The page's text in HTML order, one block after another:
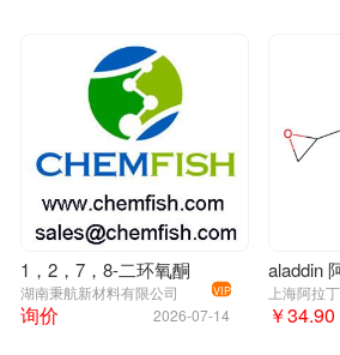
1，2，7，8-二环氧酮
湖南秉航新材料有限公司 VIP
2026-07-14
询价 ￥34.90